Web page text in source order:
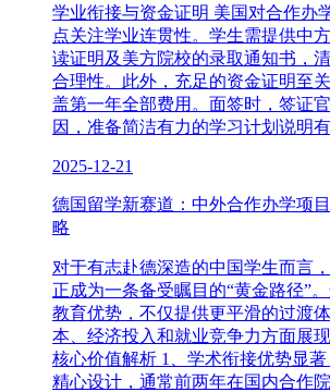
学业衔接与资金证明 美国对合作办
点关注学业连贯性。学生需提供中
读证明及美方院校的录取通知书，
合理性。此外，充足的资金证明至
盖第一年全部费用。面签时，签证
因，准备简洁有力的学习计划说明
2025-12-21
德国留学新赛道：中外合作办学项
略
对于有志赴德深造的中国学生而言
正成为一条备受瞩目的“黄金路径”
教育优势，不仅提供更平滑的过渡
本、经济投入和就业竞争力方面展
核心价值解析 1、学术衔接优势显
精心设计，通常前两年在国内合作